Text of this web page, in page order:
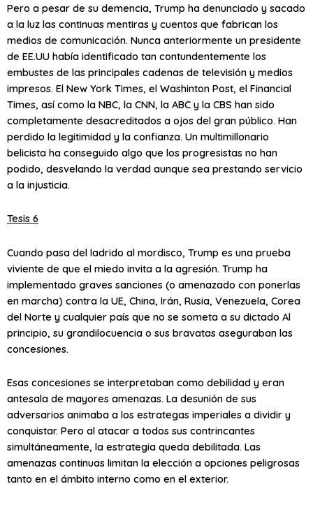
Pero a pesar de su demencia, Trump ha denunciado y sacado
a la luz las continuas mentiras y cuentos que fabrican los
medios de comunicación. Nunca anteriormente un presidente
de EE.UU había identificado tan contundentemente los
embustes de las principales cadenas de televisión y medios
impresos. El New York Times, el Washinton Post, el Financial
Times, así como la NBC, la CNN, la ABC y la CBS han sido
completamente desacreditados a ojos del gran público. Han
perdido la legitimidad y la confianza. Un multimillonario
belicista ha conseguido algo que los progresistas no han
podido, desvelando la verdad aunque sea prestando servicio
a la injusticia.
Tesis 6
Cuando pasa del ladrido al mordisco, Trump es una prueba
viviente de que el miedo invita a la agresión. Trump ha
implementado graves sanciones (o amenazado con ponerlas
en marcha) contra la UE, China, Irán, Rusia, Venezuela, Corea
del Norte y cualquier país que no se someta a su dictado Al
principio, su grandilocuencia o sus bravatas aseguraban las
concesiones.
Esas concesiones se interpretaban como debilidad y eran
antesala de mayores amenazas. La desunión de sus
adversarios animaba a los estrategas imperiales a dividir y
conquistar. Pero al atacar a todos sus contrincantes
simultáneamente, la estrategia queda debilitada. Las
amenazas continuas limitan la elección a opciones peligrosas
tanto en el ámbito interno como en el exterior.